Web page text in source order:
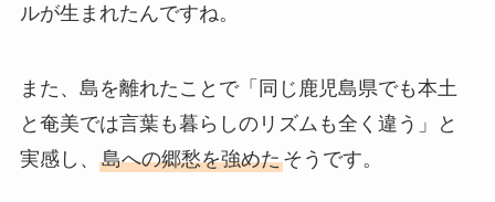
ルが生まれたんですね。
また、島を離れたことで「同じ鹿児島県でも本土
と奄美では言葉も暮らしのリズムも全く違う」と
実感し、 島への郷愁を強めたそうです。